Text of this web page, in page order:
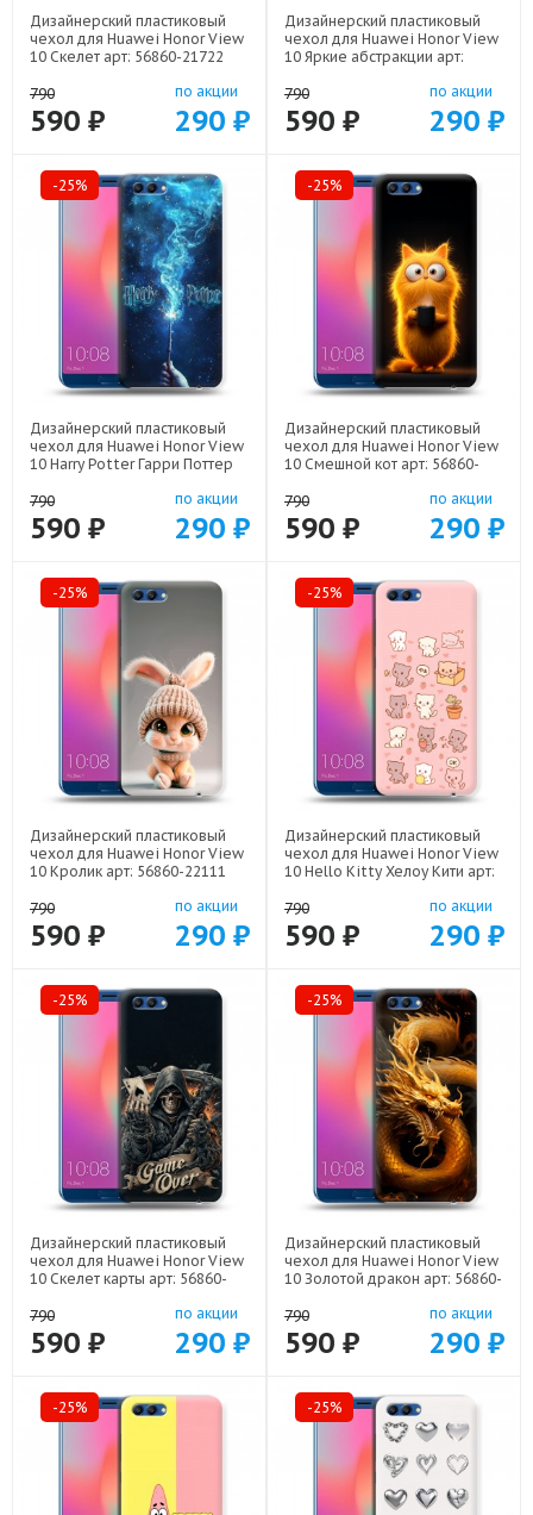
Дизайнерский пластиковый
чехол для Huawei Honor View
10 Скелет арт: 56860-21722
790
590 ₽
по акции
290 ₽
Дизайнерский пластиковый
чехол для Huawei Honor View
10 Яркие абстракции арт:
790
590 ₽
по акции
290 ₽
-25%
Дизайнерский пластиковый
чехол для Huawei Honor View
10 Harry Potter Гарри Поттер
790
590 ₽
по акции
290 ₽
-25%
Дизайнерский пластиковый
чехол для Huawei Honor View
10 Смешной кот арт: 56860-
790
590 ₽
по акции
290 ₽
-25%
Дизайнерский пластиковый
чехол для Huawei Honor View
10 Кролик арт: 56860-22111
790
590 ₽
по акции
290 ₽
-25%
Дизайнерский пластиковый
чехол для Huawei Honor View
10 Hello Kitty Хелоу Кити арт:
790
590 ₽
по акции
290 ₽
-25%
Дизайнерский пластиковый
чехол для Huawei Honor View
10 Скелет карты арт: 56860-
790
590 ₽
по акции
290 ₽
-25%
Дизайнерский пластиковый
чехол для Huawei Honor View
10 Золотой дракон арт: 56860-
790
590 ₽
по акции
290 ₽
-25% -25%